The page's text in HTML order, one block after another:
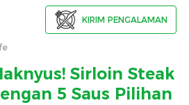
KIRIM PENGALAMAN
Sirloin Steak
5 Saus Pilihan